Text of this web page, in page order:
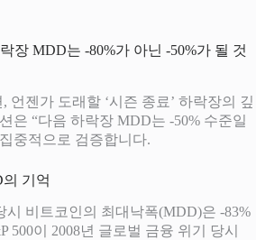
장 MDD는 -80%가 아닌 -50%가 될 것
언젠가 도래할 ‘시즌 종료’ 하락장의 깊
은 “다음 하락장 MDD는 -50% 수준일
중적으로 검증합니다.
기억
시 비트코인의 최대낙폭(MDD)은 -83%
500이 2008년 글로벌 금융 위기 당시